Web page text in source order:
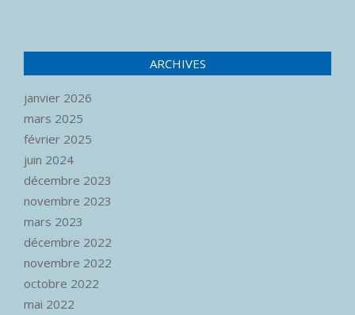
ARCHIVES
janvier 2026
mars 2025
février 2025
juin 2024
décembre 2023
novembre 2023
mars 2023
décembre 2022
novembre 2022
octobre 2022
mai 2022